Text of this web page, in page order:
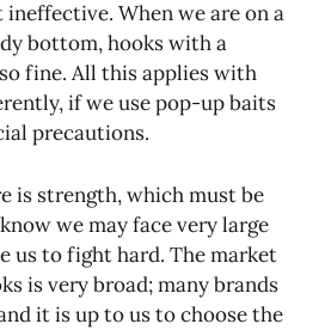
When we are on a
bottom, hooks with a
fine. All this applies with
if we use pop-up baits
precautions.
is strength, which must be
we may face very large
us to fight hard. The market
is very broad; many brands
it is up to us to choose the